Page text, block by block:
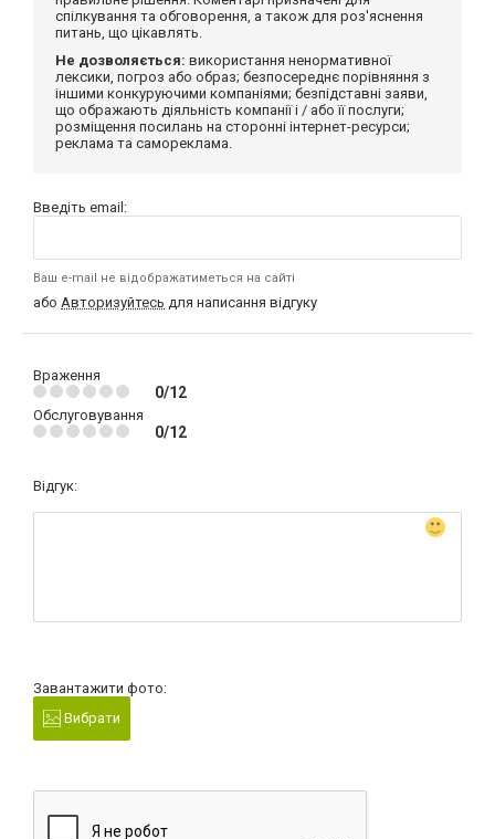
спілкування та обговорення, а також для роз'яснення
питань, що цікавлять.
Не дозволяється: використання ненормативної
лексики, погроз або образ; безпосереднє порівняння з
іншими конкуруючими компаніями; безпідставні заяви,
що ображають діяльність компанії і / або її послуги;
розміщення посилань на сторонні інтернет-ресурси;
реклама та самореклама.
Введіть email:
Ваш e-mail не відображатиметься на сайті
або Авторизуйтесь для написання відгуку
Враження
0/12
Обслуговування
0/12
Відгук:
Завантажити фото:
Вибрати